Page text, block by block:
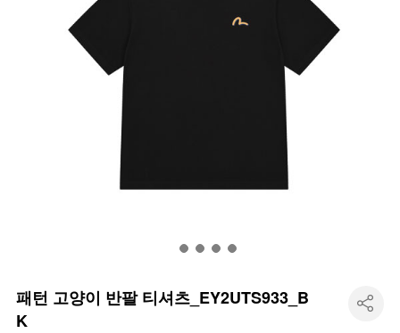
패턴 고양이 반팔 티셔츠_EY2UTS933_B
K